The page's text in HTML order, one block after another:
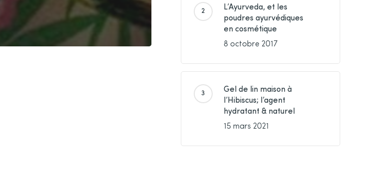
L’Ayurveda, et les
poudres ayurvédiques
en cosmétique
8 octobre 2017
Gel de lin maison à
l’Hibiscus; l’agent
hydratant & naturel
15 mars 2021